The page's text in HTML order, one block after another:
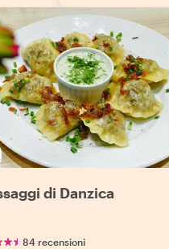
di Danzica
84 recensioni